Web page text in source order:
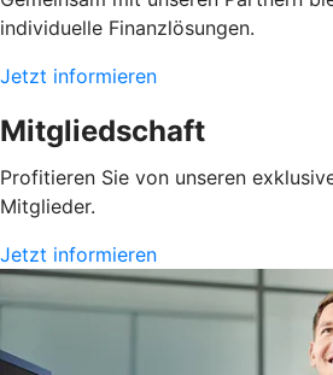
individuelle Finanzlösungen.
Jetzt informieren
Mitgliedschaft
Profitieren Sie von unseren
Mitglieder.
Jetzt informieren